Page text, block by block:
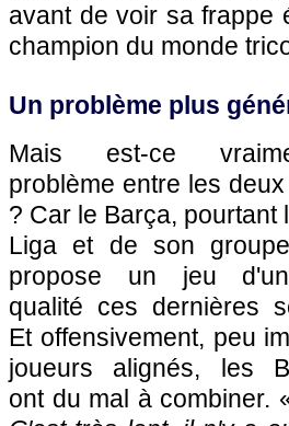
avant de voir sa frappe
champion du monde
Un problème plus
Mais est-ce
problème entre les
? Car le Barça, pourtant
Liga et de son
propose un jeu
qualité ces dernières
Et offensivement, peu
joueurs alignés, les
ont du mal à combiner.